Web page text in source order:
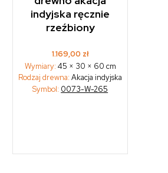
indyjska ręcznie
rzeźbiony
1.169,00 zł
Wymiary: 45 × 30 × 60 cm
Rodzaj drewna: Akacja indyjska
Symbol: 0073-W-265